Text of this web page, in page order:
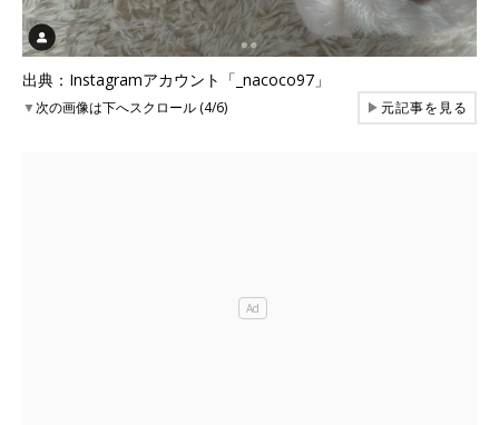
出典：Instagramアカウント「_nacoco97」
▼次の画像は下へスクロール (4/6) ▶元記事を見る